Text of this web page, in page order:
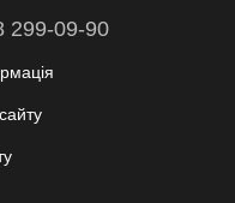
299-09-90